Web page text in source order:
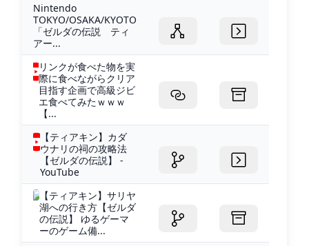
Nintendo
TOKYO/OSAKA/KYOTO
「ゼルダの伝説 ティ
アー...
リンクが食べた物を実
際に食べながらクリア
目指す企画で高級ジビ
エ食べてみたｗｗｗ
【...
【ティアキン】カダ
ウナリの祠の攻略法
【ゼルダの伝説】 -
YouTube
【ティアキン】サリヤ
湖への行き方【ゼルダ
の伝説】 ゆるゲーマ
ーのゲーム備...